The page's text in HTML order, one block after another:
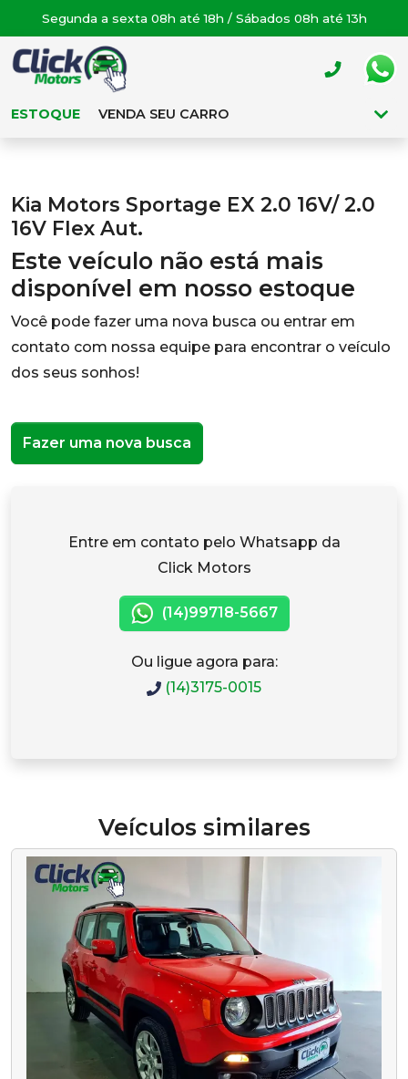
Segunda a sexta 08h até 18h / Sábados 08h até 13h
ESTOQUE VENDA SEU CARRO
Kia Motors Sportage EX 2.0 16V/ 2.0
16V Flex Aut.
Este veículo não está mais
disponível em nosso estoque
Você pode fazer uma nova busca ou entrar em
contato com nossa equipe para encontrar o veículo
dos seus sonhos!
Fazer uma nova busca
Entre em contato pelo Whatsapp da
Click Motors
(14)99718-5667
Ou ligue agora para:
(14)3175-0015
Veículos similares